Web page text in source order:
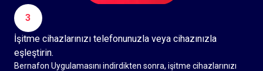
3
İşitme cihazlarınızı telefonunuzla veya cihazınızla
eşleştirin.
Bernafon Uygulamasını indirdikten sonra, işitme cihazlarınızı